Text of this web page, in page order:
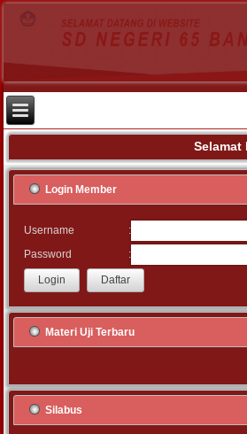
Selamat
Login Member
Username
:
Password
:
Materi Uji Terbaru
Silabus